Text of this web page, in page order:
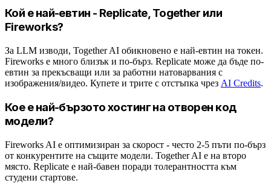
Кой е най-евтин - Replicate, Together или
Fireworks?
За LLM изводи, Together AI обикновено е най-евтин на токен.
Fireworks е много близък и по-бърз. Replicate може да бъде по-
евтин за прекъсващи или за работни натоварвания с
изображения/видео. Купете и трите с отстъпка чрез AI Credits.
Кое е най-бързото хостинг на отворен код
модели?
Fireworks AI е оптимизиран за скорост - често 2-5 пъти по-бърз
от конкурентите на същите модели. Together AI е на второ
място. Replicate е най-бавен поради толерантността към
студени стартове.